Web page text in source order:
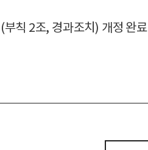
(부칙 2조, 경과조치 ) 개정 완료